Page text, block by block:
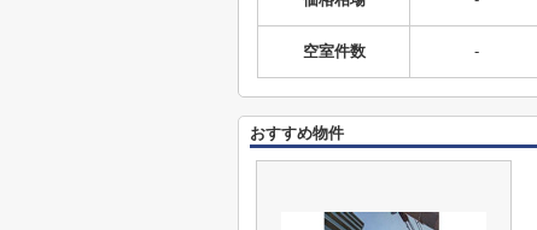
空室件数 -
おすすめ物件